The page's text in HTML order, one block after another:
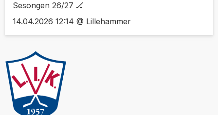
Sesongen 26/27 🏒
14.04.2026 12:14 @ Lillehammer